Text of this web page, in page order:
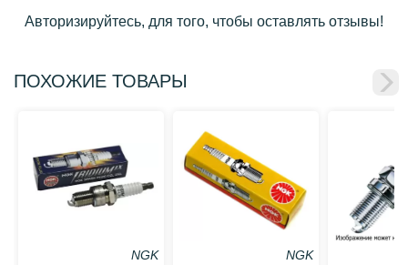
Авторизируйтесь, для того, чтобы оставлять отзывы!
ПОХОЖИЕ ТОВАРЫ
NGK
NGK